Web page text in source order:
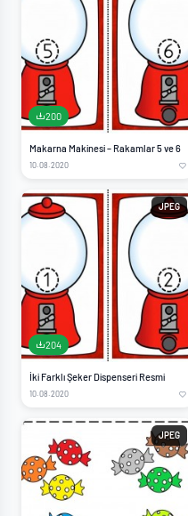
200
Makarna Makinesi – Rakamlar 5 ve 6
10.08.2020
JPEG
204
İki Farklı Şeker Dispenseri Resmi
10.08.2020
JPEG